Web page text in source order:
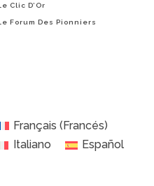
Clic D’Or
Forum Des Pionniers
Français (Francés)
Italiano Español